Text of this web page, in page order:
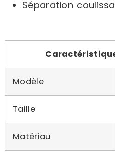
Séparation
Modèle
Taille
Matériau